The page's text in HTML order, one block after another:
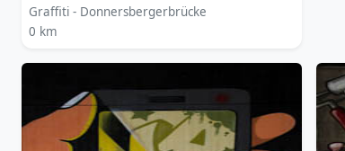
Graffiti - Donnersbergerbrücke
0 km